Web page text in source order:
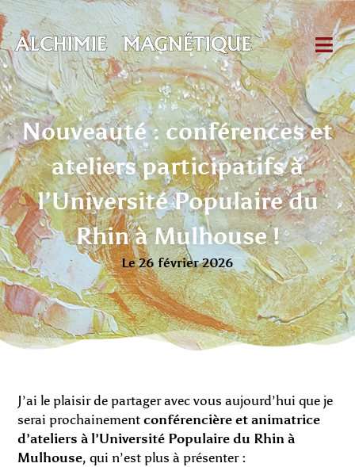
Nouveauté : conférences et
ateliers participatifs à
l’Université Populaire du
Rhin à Mulhouse !
Le 26 février 2026
J’ai le plaisir de partager avec vous aujourd’hui que je
serai prochainementconférencière et animatrice
d’ateliers à l’Université Populaire du Rhin à
Mulhouse, qui n’est plus à présenter :